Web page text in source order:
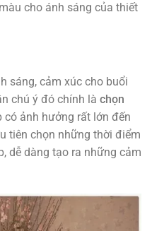
cho ánh sáng của thiết
sáng, cảm xúc cho buổi
chú ý đó chính là chọn
có ảnh hưởng rất lớn đến
tiên chọn những thời điểm
dễ dàng tạo ra những cảm